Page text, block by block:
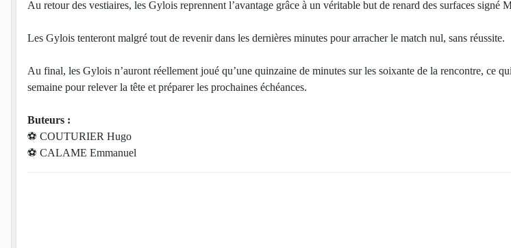
Au retour des vestiaires, les Gylois reprennent l’avantage grâce à un véritable but de renard des surfaces
Les Gylois tenteront malgré tout de revenir dans les dernières minutes pour arracher le match nul, sans réussite.
Au final, les Gylois n’auront réellement joué qu’une quinzaine de minutes sur les soixante de la rencontre, ce
semaine pour relever la tête et préparer les prochaines échéances.
Buteurs :
⚽️ COUTURIER Hugo
⚽️ CALAME Emmanuel